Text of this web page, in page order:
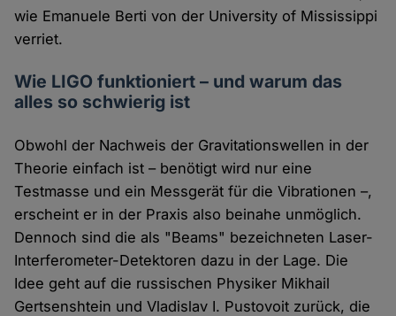
wie Emanuele Berti von der University of Mississippi
verriet.
Wie LIGO funktioniert – und warum das
alles so schwierig ist
Obwohl der Nachweis der Gravitationswellen in der
Theorie einfach ist – benötigt wird nur eine
Testmasse und ein Messgerät für die Vibrationen –,
erscheint er in der Praxis also beinahe unmöglich.
Dennoch sind die als "Beams" bezeichneten Laser-
Interferometer-Detektoren dazu in der Lage. Die
Idee geht auf die russischen Physiker Mikhail
Gertsenshtein und Vladislav I. Pustovoit zurück, die